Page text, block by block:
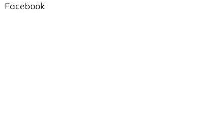
Facebook